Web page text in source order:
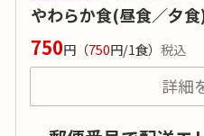
品目数
: 3品目
脂質:10g
価格はおかずのみの場合（
ごはんセットは、ごはん・お
やわらか食(昼食／夕
750円 （750円/1食）税込
詳細